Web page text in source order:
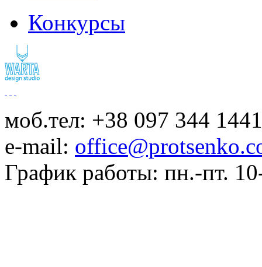
Конкурсы
моб.тел: +38 097 344 1441
e-mail:
График работы: пн.-пт.